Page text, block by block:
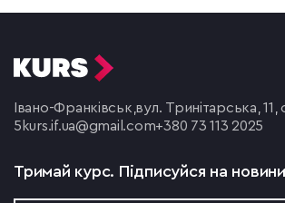
Івано-Франківськ,вул. Тринітарська, 11,
5 kurs.if.ua@gmail.com+380 73 113 2025
Тримай курс. Підписуйся на